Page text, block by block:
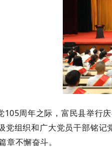
105周年之际，富民县举行
党组织和广大党员干部铭记
章不懈奋斗。